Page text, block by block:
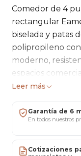
Comedor de 4
rectangular
biselada y patas
polipropileno
moderno,
espacios
✔️ Envíos a todo
Leer más
Garantía de 6
En todos nuestros
Cotizaciones